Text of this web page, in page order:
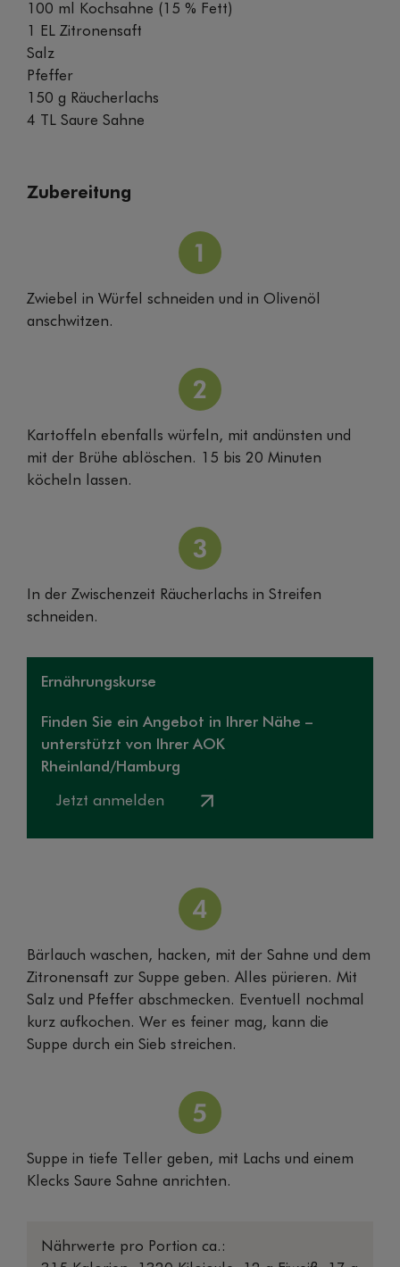
100 ml Kochsahne (15 % Fett)
1 EL Zitronensaft
Salz
Pfeffer
150 g Räucherlachs
4 TL Saure Sahne
Zubereitung
Zwiebel in Würfel schneiden und in Olivenöl
anschwitzen.
Kartoffeln ebenfalls würfeln, mit andünsten und
mit der Brühe ablöschen. 15 bis 20 Minuten
köcheln lassen.
In der Zwischenzeit Räucherlachs in Streifen
schneiden.
Ernährungskurse
Finden Sie ein Angebot in Ihrer Nähe –
unterstützt von Ihrer AOK
Rheinland/Hamburg
Jetzt anmelden
Bärlauch waschen, hacken, mit der Sahne und dem
Zitronensaft zur Suppe geben. Alles pürieren. Mit
Salz und Pfeffer abschmecken. Eventuell nochmal
kurz aufkochen. Wer es feiner mag, kann die
Suppe durch ein Sieb streichen.
Suppe in tiefe Teller geben, mit Lachs und einem
Klecks Saure Sahne anrichten.
Nährwerte pro Portion ca.: